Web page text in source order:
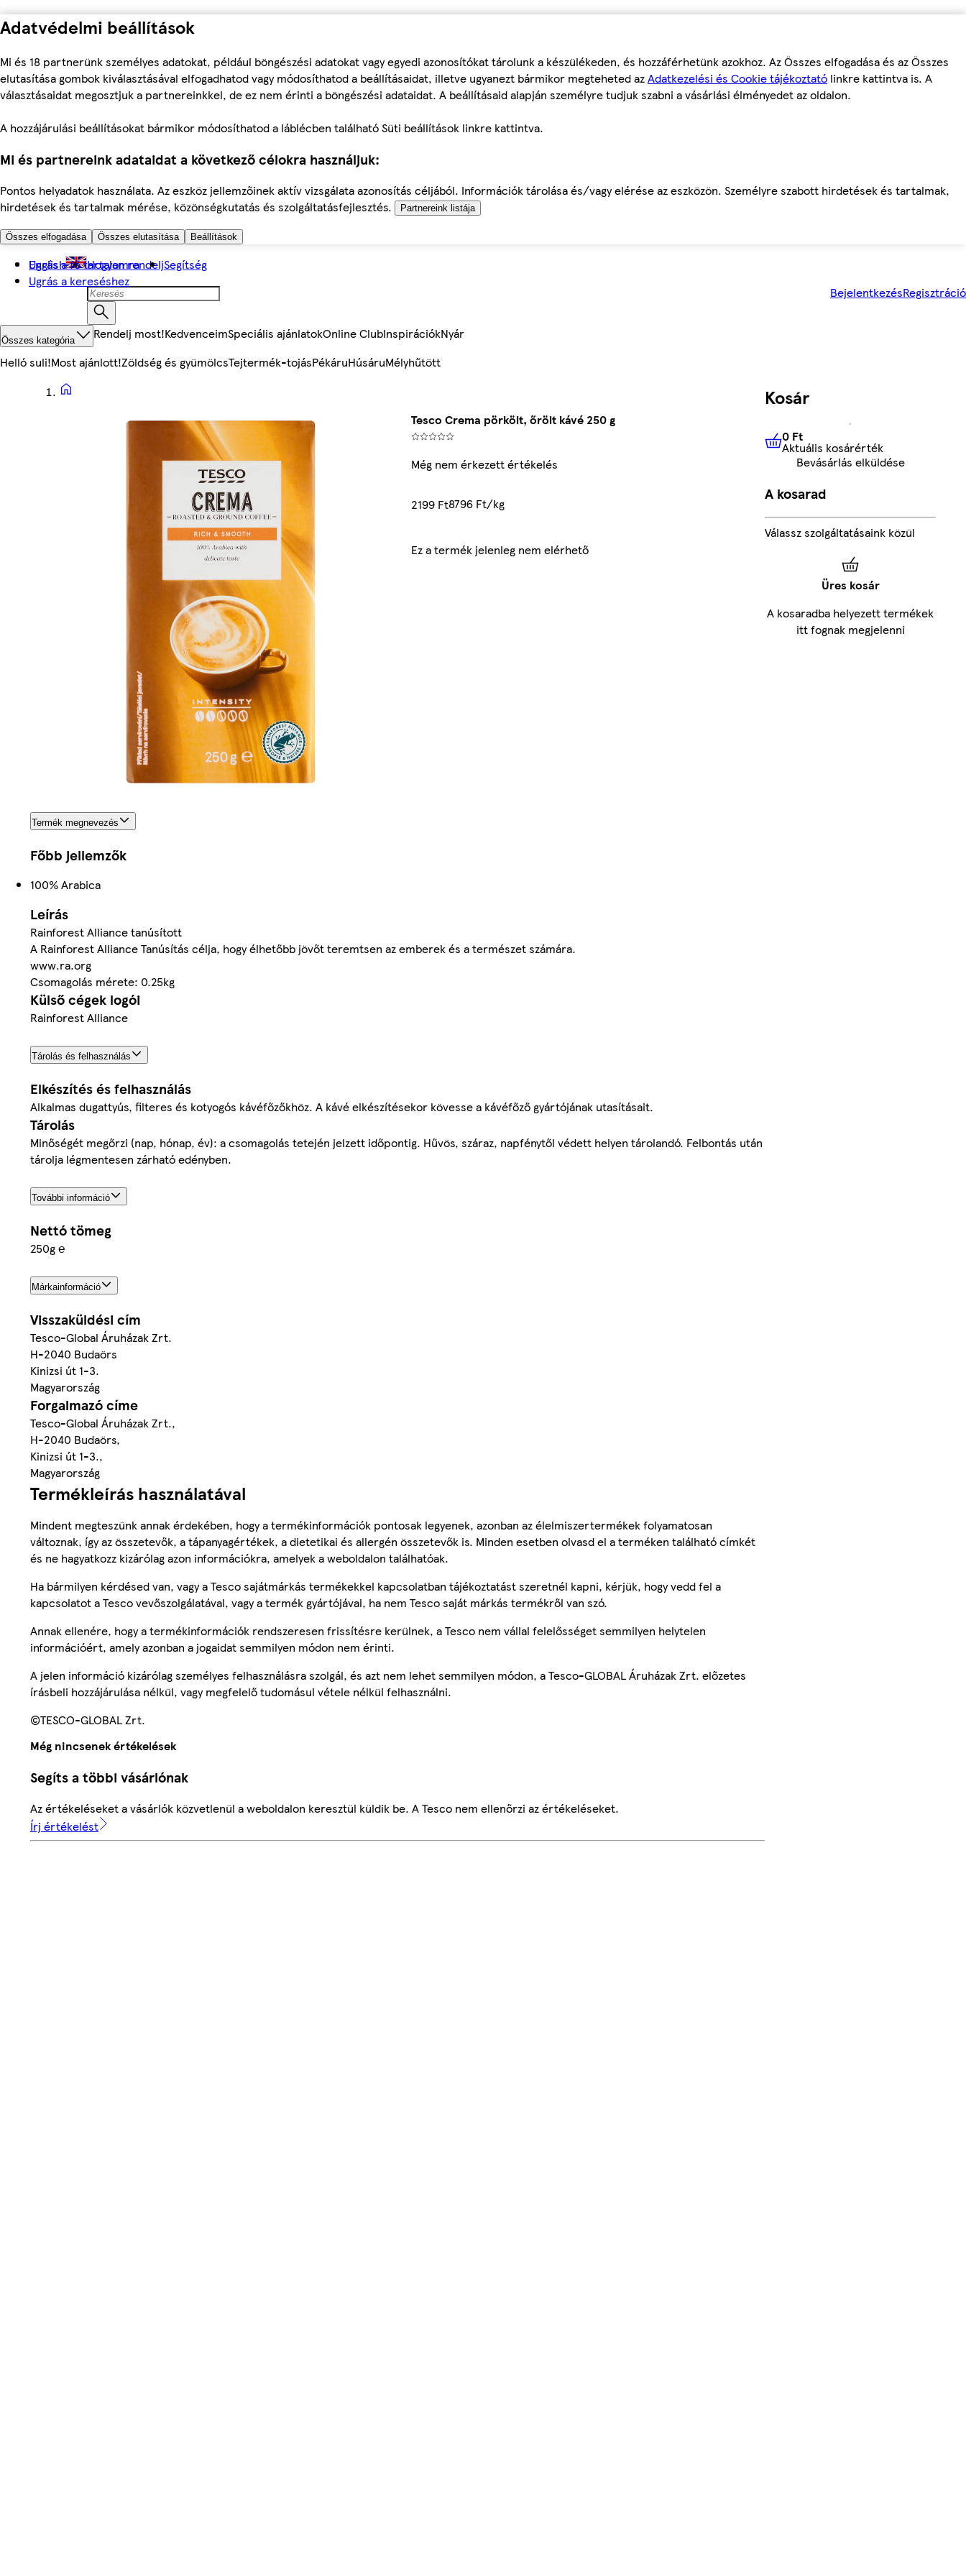
Adatvédelmi beállítások
Mi és 18 partnerünk személyes adatokat, például böngészési adatokat vagy egyedi azonosítókat tárolunk a készülékeden, és hozzáférhetünk azokhoz. Az Összes elfogadása és az Összes
elutasítása gombok kiválasztásával elfogadhatod vagy módosíthatod a beállításaidat, illetve ugyanezt bármikor megteheted azAdatkezelési és Cookie tájékoztató linkre kattintva is. A
választásaidat megosztjuk a partnereinkkel, de ez nem érinti a böngészési adataidat. A beállításaid alapján személyre tudjuk szabni a vásárlási élményedet az oldalon.
A hozzájárulási beállításokat bármikor módosíthatod a láblécben található Süti beállítások linkre kattintva.
Mi és partnereink adataidat a következő célokra használjuk:
Pontos helyadatok használata. Az eszköz jellemzőinek aktív vizsgálata azonosítás céljából. Információk tárolása és/vagy elérése az eszközön. Személyre szabott hirdetések és tartalmak,
hirdetések és tartalmak mérése, közönségkutatás és szolgáltatásfejlesztés.
Partnereink listája
Összes elfogadása Összes elutasítása Beállítások
Ugrás a fő tartalomra
Ugrás a kereséshez
English Hogyan rendeljSegítség
BejelentkezésRegisztráció
Összes kategória Rendelj most!KedvenceimSpeciális ajánlatokOnline ClubInspirációkNyár
Helló suli!Most ajánlott!Zöldség és gyümölcsTejtermék-tojásPékáruHúsáruMélyhűtött
Tesco Crema pörkölt, őrölt kávé 250 g
Még nem érkezett értékelés
2199 Ft8796 Ft/kg
Ez a termék jelenleg nem elérhető
Termék megnevezés
Főbb jellemzők
100% Arabica
Leírás
Rainforest Alliance tanúsított
A Rainforest Alliance Tanúsítás célja, hogy élhetőbb jövőt teremtsen az emberek és a természet számára.
www.ra.org
Csomagolás mérete: 0.25kg
Külső cégek logói
Rainforest Alliance
Tárolás és felhasználás
Elkészítés és felhasználás
Alkalmas dugattyús, filteres és kotyogós kávéfőzőkhöz. A kávé elkészítésekor kövesse a kávéfőző gyártójának utasításait.
Tárolás
Minőségét megőrzi (nap, hónap, év): a csomagolás tetején jelzett időpontig. Hűvös, száraz, napfénytől védett helyen tárolandó. Felbontás után
tárolja légmentesen zárható edényben.
További információ
Nettó tömeg
250g ℮
Márkainformáció
Visszaküldési cím
Tesco-Global Áruházak Zrt.
H-2040 Budaörs
Kinizsi út 1-3.
Magyarország
Forgalmazó címe
Tesco-Global Áruházak Zrt.,
H-2040 Budaörs,
Kinizsi út 1-3.,
Magyarország
Termékleírás használatával
Mindent megteszünk annak érdekében, hogy a termékinformációk pontosak legyenek, azonban az élelmiszertermékek folyamatosan
változnak, így az összetevők, a tápanyagértékek, a dietetikai és allergén összetevők is. Minden esetben olvasd el a terméken található címkét
és ne hagyatkozz kizárólag azon információkra, amelyek a weboldalon találhatóak.
Ha bármilyen kérdésed van, vagy a Tesco sajátmárkás termékekkel kapcsolatban tájékoztatást szeretnél kapni, kérjük, hogy vedd fel a
kapcsolatot a Tesco vevőszolgálatával, vagy a termék gyártójával, ha nem Tesco saját márkás termékről van szó.
Annak ellenére, hogy a termékinformációk rendszeresen frissítésre kerülnek, a Tesco nem vállal felelősséget semmilyen helytelen
információért, amely azonban a jogaidat semmilyen módon nem érinti.
A jelen információ kizárólag személyes felhasználásra szolgál, és azt nem lehet semmilyen módon, a Tesco-GLOBAL Áruházak Zrt. előzetes
írásbeli hozzájárulása nélkül, vagy megfelelő tudomásul vétele nélkül felhasználni.
©TESCO-GLOBAL Zrt.
Még nincsenek értékelések
Segíts a többi vásárlónak
Az értékeléseket a vásárlók közvetlenül a weboldalon keresztül küldik be. A Tesco nem ellenőrzi az értékeléseket.
Írj értékelést
Kosár
0 FtAktuális kosárérték
0 Ft
Aktuális kosárérték
Bevásárlás elküldése
A kosarad
Válassz szolgáltatásaink közül
Üres kosár
A kosaradba helyezett termékek
itt fognak megjelenni